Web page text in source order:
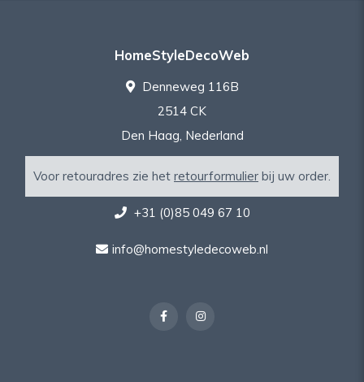
HomeStyleDecoWeb
Denneweg 116B
2514 CK
Den Haag, Nederland
Voor retouradres zie het retourformulier bij uw order.
+31 (0)85 049 67 10
info@homestyledecoweb.nl